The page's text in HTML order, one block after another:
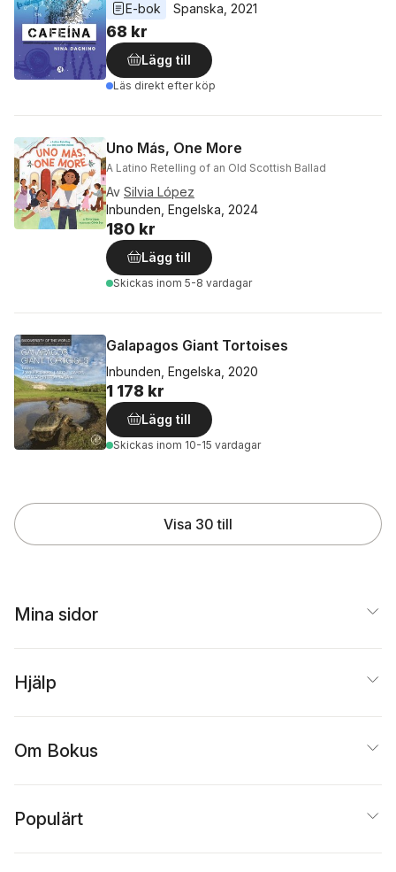
E-bok
Spanska 2021
68 kr
Lägg till
Läs direkt efter köp
Uno Más, One More
A Latino Retelling of an Old Scottish Ballad
Av Silvia López
Inbunden, Engelska, 2024
180 kr
Lägg till
Skickas inom 5-8 vardagar
Galapagos Giant Tortoises
Inbunden, Engelska, 2020
1 178 kr
Lägg till
Skickas inom 10-15 vardagar
Visa 30 till
Mina sidor
Hjälp
Om Bokus
Populärt